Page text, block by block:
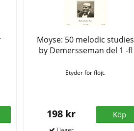
Moyse: 50 melodic studies
by Demersseman del 1 -fl
Etyder för flöjt.
198 kr Köp